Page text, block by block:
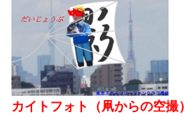
カイトフォト（凧からの空撮）